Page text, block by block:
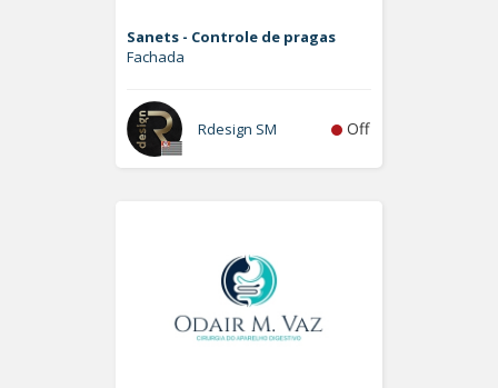
Sanets - Controle de pragas
Fachada
Rdesign SM Off